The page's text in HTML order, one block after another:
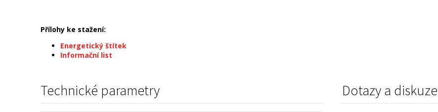
Přílohy ke stažení:
Energetický štítek
Informační list
Technické parametry Dotazy a diskuze